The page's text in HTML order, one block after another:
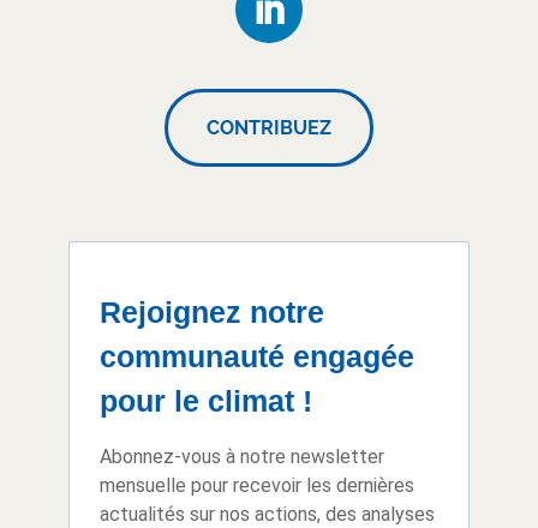
CONTRIBUEZ
Rejoignez notre
communauté engagée
pour le climat !
Abonnez-vous à notre newsletter
mensuelle pour recevoir les dernières
actualités sur nos actions, des analyses